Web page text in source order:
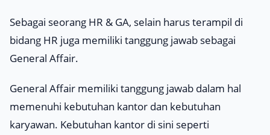
Sebagai seorang HR & GA, selain harus terampil di
bidang HR juga memiliki tanggung jawab sebagai
General Affair.
General Affair memiliki tanggung jawab dalam hal
memenuhi kebutuhan kantor dan kebutuhan
karyawan. Kebutuhan kantor di sini seperti